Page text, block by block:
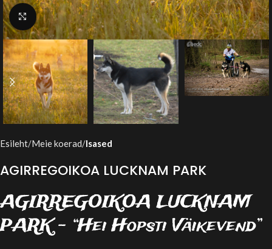
Suurenda
Esileht Meie koerad Isased
AGIRREGOIKOA LUCKNAM PARK
AGIRREGOIKOA LUCKNAM
PARK – “Hei Hopsti Väikevend”